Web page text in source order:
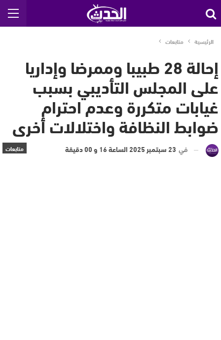
الرئيسية متابعات
إحالة 28 طبيبا وممرضا وإداريا
على المجلس التأديبي بسبب
غيابات متكررة وعدم احترام
ضوابط النظافة واختلالات أخرى
متابعات في 23 سبتمبر 2025 الساعة 16 و 00 دقيقة